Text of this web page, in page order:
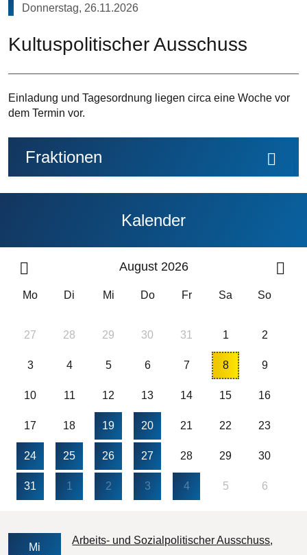
Donnerstag, 26.11.2026
Kultuspolitischer Ausschuss
Einladung und Tagesordnung liegen circa eine Woche vor
dem Termin vor.
Fraktionen
Kalender
August 2026
Mo Di Mi Do Fr Sa So
27 28 29 30 31 1 2
3 4 5 6 7 8 9
10 11 12 13 14 15 16
17 18 19 20 21 22 23
24 25 26 27 28 29 30
31 1 2 3 4 5 6
Mi
Arbeits- und Sozialpolitischer Ausschuss